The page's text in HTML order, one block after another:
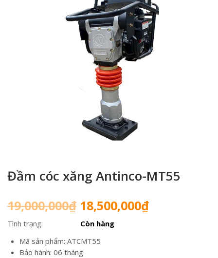
Đầm cóc xăng Antinco-MT55
19,000,000₫ Giá
gốc
là:
19,000,000₫.
18,500,000₫Giá
Tình trạng:
Còn hàng
Mã sản phẩm: ATCMT55
Bảo hành: 06 tháng